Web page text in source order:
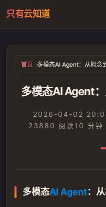
只有云知道
AI资讯
闲言
首页 多模态AI Agent：从概念
多模态AI Agent
2026-04-02
23880 阅读10 分钟
多模态AI Agent：